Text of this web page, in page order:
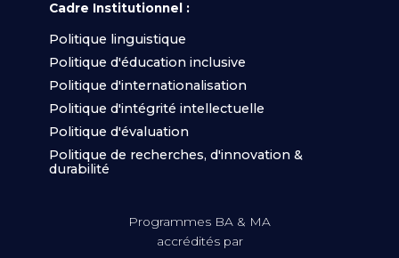
Cadre Institutionnel :
Politique linguistique
Politique d'éducation inclusive
Politique d'internationalisation
Politique d'intégrité intellectuelle
Politique d'évaluation
Politique de recherches, d'innovation &
durabilité
Programmes BA & MA
accrédités par